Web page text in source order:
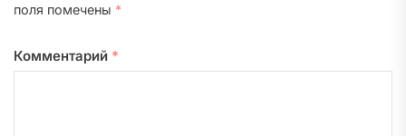
поля помечены *
Комментарий *